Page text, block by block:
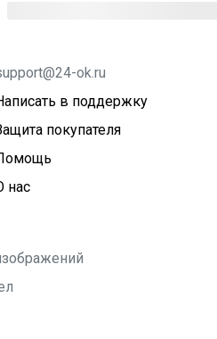
ok.ru
в поддержку
покупателя
нас